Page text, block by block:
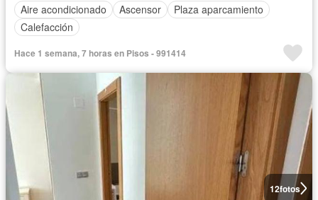
Aire acondicionado
Ascensor
Plaza aparcamiento
Calefacción
Hace 1 semana, 7 horas en Pisos - 991414
12fotos